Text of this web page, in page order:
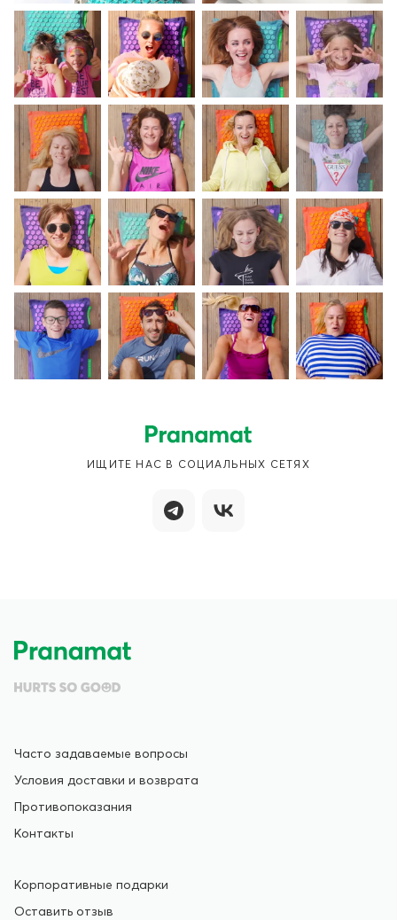
ИЩИТЕ НАС В СОЦИАЛЬНЫХ СЕТЯХ
Часто задаваемые вопросы
Условия доставки и возврата
Противопоказания
Контакты
Корпоративные подарки
Оставить отзыв